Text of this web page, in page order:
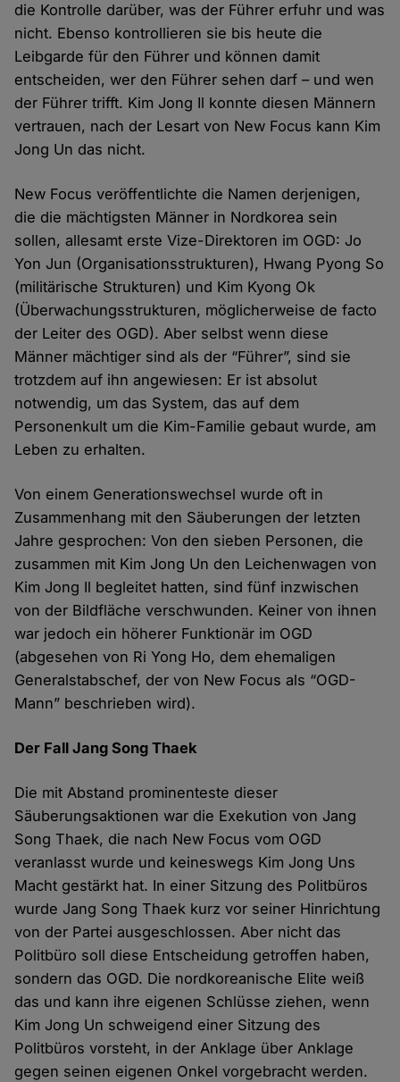
die Kontrolle darüber, was der Führer erfuhr und was
nicht. Ebenso kontrollieren sie bis heute die
Leibgarde für den Führer und können damit
entscheiden, wer den Führer sehen darf – und wen
der Führer trifft. Kim Jong Il konnte diesen Männern
vertrauen, nach der Lesart von New Focus kann Kim
Jong Un das nicht.
New Focus veröffentlichte die Namen derjenigen,
die die mächtigsten Männer in Nordkorea sein
sollen, allesamt erste Vize-Direktoren im OGD: Jo
Yon Jun (Organisationsstrukturen), Hwang Pyong So
(militärische Strukturen) und Kim Kyong Ok
(Überwachungsstrukturen, möglicherweise de facto
der Leiter des OGD). Aber selbst wenn diese
Männer mächtiger sind als der “Führer”, sind sie
trotzdem auf ihn angewiesen: Er ist absolut
notwendig, um das System, das auf dem
Personenkult um die Kim-Familie gebaut wurde, am
Leben zu erhalten.
Von einem Generationswechsel wurde oft in
Zusammenhang mit den Säuberungen der letzten
Jahre gesprochen: Von den sieben Personen, die
zusammen mit Kim Jong Un den Leichenwagen von
Kim Jong Il begleitet hatten, sind fünf inzwischen
von der Bildfläche verschwunden. Keiner von ihnen
war jedoch ein höherer Funktionär im OGD
(abgesehen von Ri Yong Ho, dem ehemaligen
Generalstabschef, der von New Focus als “OGD-
Mann” beschrieben wird).
Der Fall Jang Song Thaek
Die mit Abstand prominenteste dieser
Säuberungsaktionen war die Exekution von Jang
Song Thaek, die nach New Focus vom OGD
veranlasst wurde und keineswegs Kim Jong Uns
Macht gestärkt hat. In einer Sitzung des Politbüros
wurde Jang Song Thaek kurz vor seiner Hinrichtung
von der Partei ausgeschlossen. Aber nicht das
Politbüro soll diese Entscheidung getroffen haben,
sondern das OGD. Die nordkoreanische Elite weiß
das und kann ihre eigenen Schlüsse ziehen, wenn
Kim Jong Un schweigend einer Sitzung des
Politbüros vorsteht, in der Anklage über Anklage
gegen seinen eigenen Onkel vorgebracht werden.